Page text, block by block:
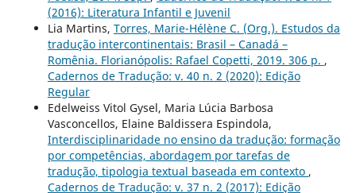
(2016): Literatura Infantil e Juvenil
Lia Martins, Torres, Marie-Hélène C. (Org.). Estudos da
tradução intercontinentais: Brasil – Canadá –
Romênia. Florianópolis: Rafael Copetti, 2019. 306 p. ,
Cadernos de Tradução: v. 40 n. 2 (2020): Edição
Regular
Edelweiss Vitol Gysel, Maria Lúcia Barbosa
Vasconcellos, Elaine Baldissera Espindola,
Interdisciplinaridade no ensino da tradução: formação
por competências, abordagem por tarefas de
tradução, tipologia textual baseada em contexto ,
Cadernos de Tradução: v. 37 n. 2 (2017): Edição